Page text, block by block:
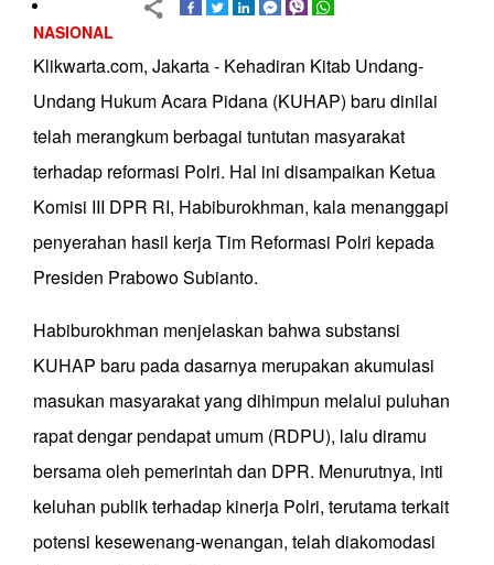
NASIONAL
Klikwarta.com, Jakarta - Kehadiran Kitab Undang-
Undang Hukum Acara Pidana (KUHAP) baru dinilai
telah merangkum berbagai tuntutan masyarakat
terhadap reformasi Polri. Hal ini disampaikan Ketua
Komisi III DPR RI, Habiburokhman, kala menanggapi
penyerahan hasil kerja Tim Reformasi Polri kepada
Presiden Prabowo Subianto.
Habiburokhman menjelaskan bahwa substansi
KUHAP baru pada dasarnya merupakan akumulasi
masukan masyarakat yang dihimpun melalui puluhan
rapat dengar pendapat umum (RDPU), lalu diramu
bersama oleh pemerintah dan DPR. Menurutnya, inti
keluhan publik terhadap kinerja Polri, terutama terkait
potensi kesewenang-wenangan, telah diakomodasi